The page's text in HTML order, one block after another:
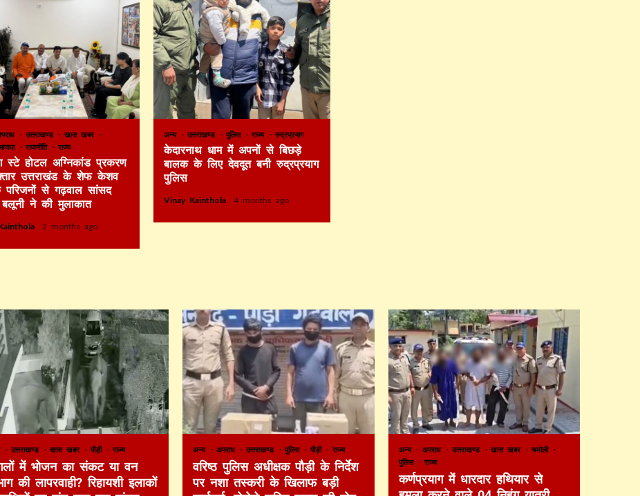
उत्तराखण्ड
खास खबर
राजनीति राज्य
स्टे होटल अग्निकांड प्रकरण
उत्तराखंड के शेफ केशव
परिजनों से गढ़वाल सांसद
ने की मुलाकात
2 months ago
अन्य उत्तराखण्ड पुलिस राज्य रुद्रप्रयाग
केदारनाथ धाम में अपनों से बिछड़े
बालक के लिए देवदूत बनी रुद्रप्रयाग
पुलिस
Vinay Kainthola 4 months ago
उत्तराखण्ड खास खबर पौड़ी राज्य
में भोजन का संकट या वन
की लापरवाही? रिहायशी इलाकों
अन्य अपराध उत्तराखण्ड पुलिस पौड़ी राज्य
वरिष्ठ पुलिस अधीक्षक पौड़ी के निर्देश
पर नशा तस्करी के खिलाफ बड़ी
अन्य अपराध उत्तराखण्ड खास खबर
चमोली
पुलिस
राज्य
कर्णप्रयाग में धारदार हथियार से